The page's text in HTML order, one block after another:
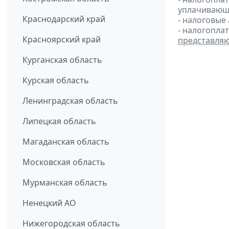
Краснодарский край
Красноярский край
Курганская область
Курская область
Ленинградская область
Липецкая область
Магаданская область
Московская область
Мурманская область
Ненецкий АО
Нижегородская область
-
-